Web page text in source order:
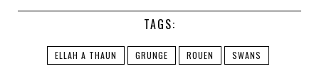
TAGS:
ELLAH A THAUN GRUNGE ROUEN SWANS